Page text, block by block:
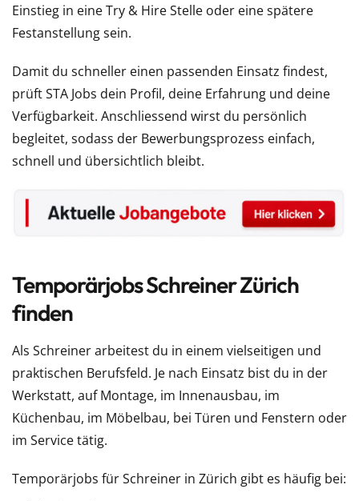
Einstieg in eine Try & Hire Stelle oder eine spätere
Festanstellung sein.
Damit du schneller einen passenden Einsatz findest,
prüft STA Jobs dein Profil, deine Erfahrung und deine
Verfügbarkeit. Anschliessend wirst du persönlich
begleitet, sodass der Bewerbungsprozess einfach,
schnell und übersichtlich bleibt.
Temporärjobs Schreiner Zürich
finden
Als Schreiner arbeitest du in einem vielseitigen und
praktischen Berufsfeld. Je nach Einsatz bist du in der
Werkstatt, auf Montage, im Innenausbau, im
Küchenbau, im Möbelbau, bei Türen und Fenstern oder
im Service tätig.
Temporärjobs für Schreiner in Zürich gibt es häufig bei: